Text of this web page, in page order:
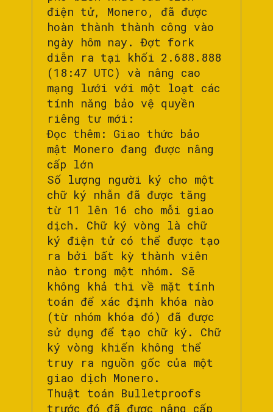
điện tử, Monero, đã được
hoàn thành thành công vào
ngày hôm nay. Đợt fork
diễn ra tại khối 2.688.888
(18:47 UTC) và nâng cao
mạng lưới với một loạt các
tính năng bảo vệ quyền
riêng tư mới:
Đọc thêm: Giao thức bảo
mật Monero đang được nâng
cấp lớn
Số lượng người ký cho một
chữ ký nhẫn đã được tăng
từ 11 lên 16 cho mỗi giao
dịch. Chữ ký vòng là chữ
ký điện tử có thể được tạo
ra bởi bất kỳ thành viên
nào trong một nhóm. Sẽ
không khả thi về mặt tính
toán để xác định khóa nào
(từ nhóm khóa đó) đã được
sử dụng để tạo chữ ký. Chữ
ký vòng khiến không thể
truy ra nguồn gốc của một
giao dịch Monero.
Thuật toán Bulletproofs
trước đó đã được nâng cấp